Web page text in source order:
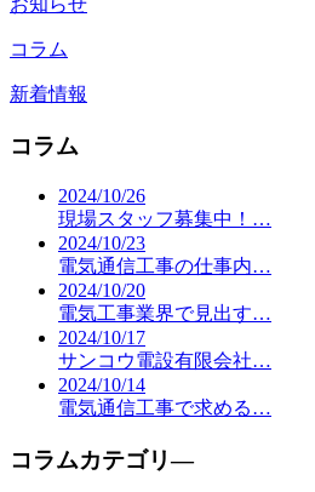
お知らせ
コラム
新着情報
コラム
2024/10/26
現場スタッフ募集中！…
2024/10/23
電気通信工事の仕事内…
2024/10/20
電気工事業界で見出す…
2024/10/17
サンコウ電設有限会社…
2024/10/14
電気通信工事で求める…
コラムカテゴリ―